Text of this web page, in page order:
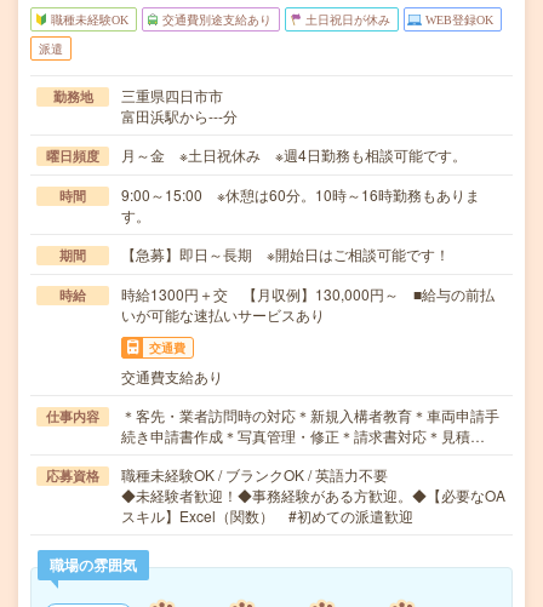
職種未経験OK 交通費別途支給あり 土日祝日が休み WEB登録OK
派遣
勤務地
三重県四日市市
富田浜駅から---分
曜日頻度 月～金 ※土日祝休み ※週4日勤務も相談可能です。
時間
9:00～15:00 ※休憩は60分。10時～16時勤務もありま
す。
期間 【急募】即日～長期 ※開始日はご相談可能です！
時給
時給1300円＋交 【月収例】130,000円～ ■給与の前払
いが可能な速払いサービスあり
交通費
交通費支給あり
仕事内容
＊客先・業者訪問時の対応＊新規入構者教育＊車両申請手
続き申請書作成＊写真管理・修正＊請求書対応＊見積…
応募資格
職種未経験OK / ブランクOK / 英語力不要
◆未経験者歓迎！◆事務経験がある方歓迎。◆【必要なOA
スキル】Excel（関数） #初めての派遣歓迎
職場の雰囲気